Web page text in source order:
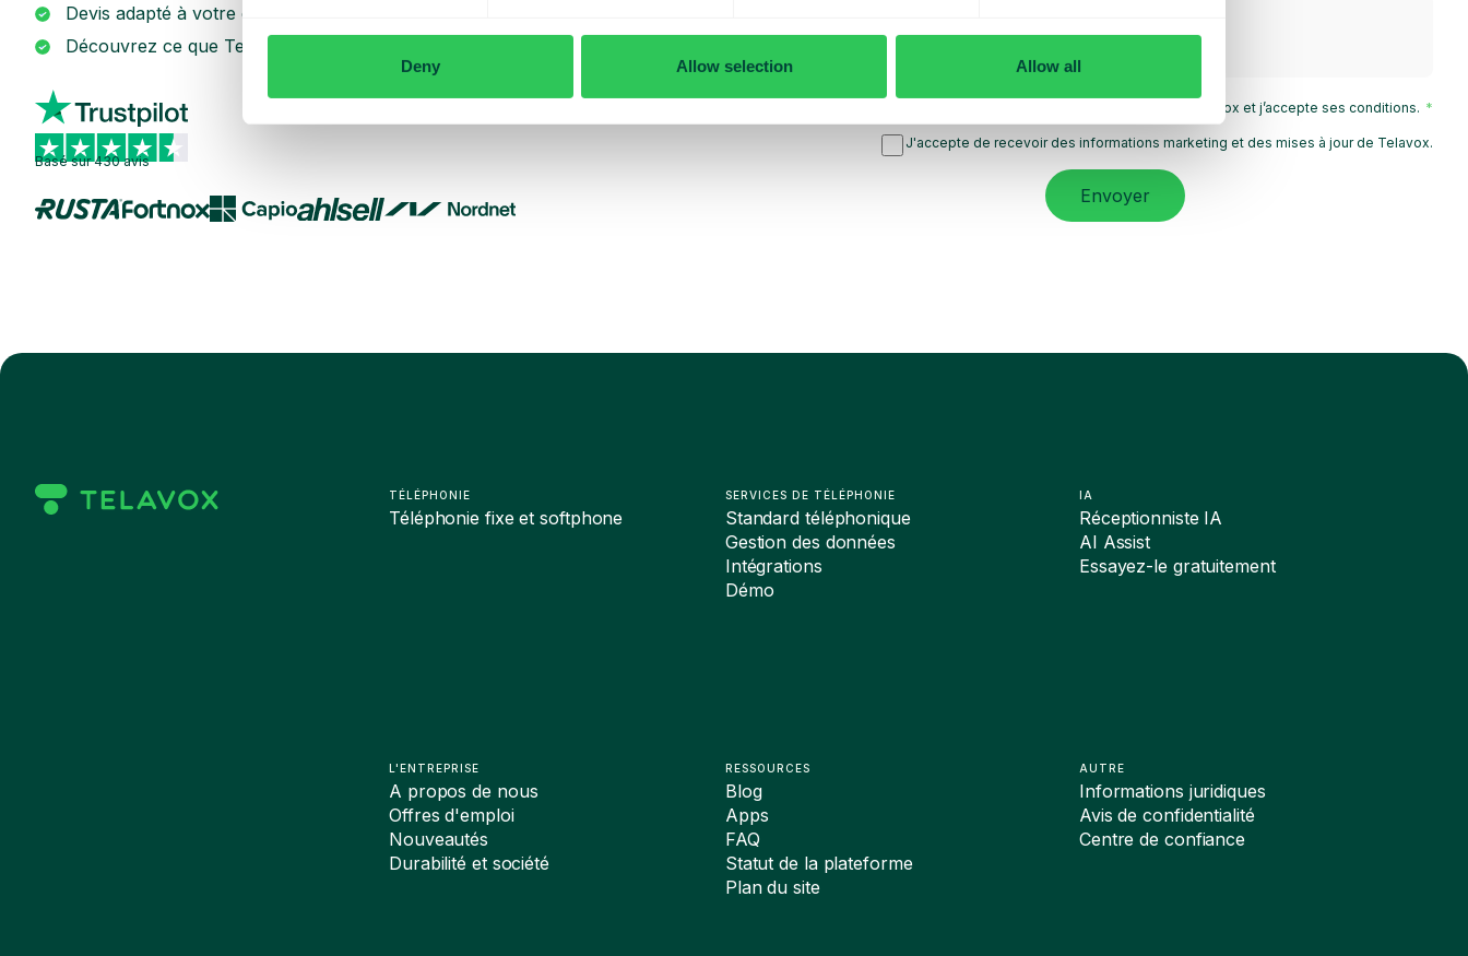
Deny Allow selection Allow all
Devis adapté à votre entreprise
Découvrez ce que Telavox peut apporter à votre entreprise
Basé sur 430 avis
de Telavox et j’accepte ses conditions.
J'accepte de recevoir des informations marketing et des mises à jour de Telavox.
Envoyer
TÉLÉPHONIE
Téléphonie fixe et softphone
L'ENTREPRISE
A propos de nous
Offres d'emploi
Nouveautés
Durabilité et société
SERVICES DE TÉLÉPHONIE
Standard téléphonique
Gestion des données
Intégrations
Démo
RESSOURCES
Blog
Apps
FAQ
Statut de la plateforme
Plan du site
IA
Réceptionniste IA
AI Assist
Essayez-le gratuitement
AUTRE
Informations juridiques
Avis de confidentialité
Centre de confiance